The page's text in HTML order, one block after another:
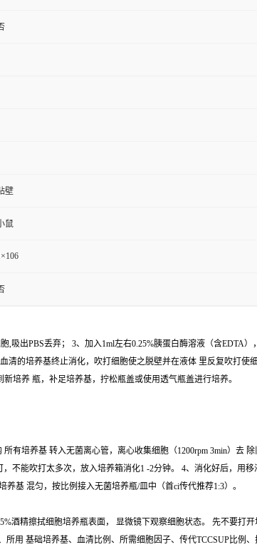
壁
鼠
,吸出PBS丢弃； 3、加入1ml左右0.25%胰蛋白酶溶液（含
清的培养基终止消化，吹打细胞使之脱壁并在液体 里反复吹打
培养 瓶，补足培养基，拧松瓶盖或使用透气瓶盖进行培养。
有培养基 转入无菌离心管，离心收集细胞（1200rpm 3min）去
不能吹打太多次，放入培养箱消化1 -2分钟。 4、消化好后，
养基 混匀，按比例接入无菌培养瓶/皿中（首ci传代推荐1:3）。
酒精擦拭细胞培养瓶表面， 显微镜下观察细胞状态。 先不要
用 基础培养基、血清比例、所需细胞因子、传代TCCSUP比